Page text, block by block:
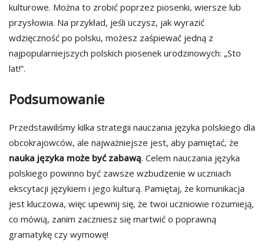
kulturowe. Można to zrobić poprzez piosenki, wiersze lub
przysłowia. Na przykład, jeśli uczysz, jak wyrazić
wdzięczność po polsku, możesz zaśpiewać jedną z
najpopularniejszych polskich piosenek urodzinowych: „Sto
lat!”.
Podsumowanie
Przedstawiliśmy kilka strategii nauczania języka polskiego dla
obcokrajowców, ale najważniejsze jest, aby pamiętać, że
nauka języka może być zabawą. Celem nauczania języka
polskiego powinno być zawsze wzbudzenie w uczniach
ekscytacji językiem i jego kulturą. Pamiętaj, że komunikacja
jest kluczowa, więc upewnij się, że twoi uczniowie rozumieją,
co mówią, zanim zaczniesz się martwić o poprawną
gramatykę czy wymowę!